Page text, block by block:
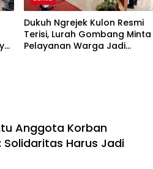
Dukuh Ngrejek Kulon Resmi
Terisi, Lurah Gombang Minta
Pelayanan Warga Jadi
Anggota Korban
Harus Jadi